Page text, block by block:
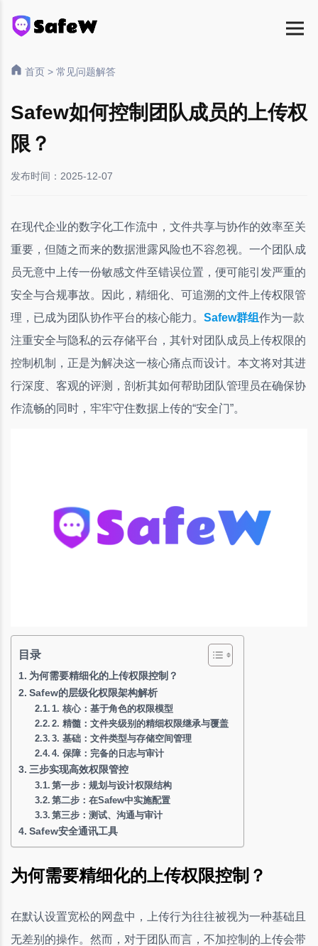
首页 > 常见问题解答
Safew如何控制团队成员的上传权
限？
发布时间：2025-12-07
在现代企业的数字化工作流中，文件共享与协作的效率至关
重要，但随之而来的数据泄露风险也不容忽视。一个团队成
员无意中上传一份敏感文件至错误位置，便可能引发严重的
安全与合规事故。因此，精细化、可追溯的文件上传权限管
理，已成为团队协作平台的核心能力。 Safew群组作为一款
注重安全与隐私的云存储平台，其针对团队成员上传权限的
控制机制，正是为解决这一核心痛点而设计。本文将对其进
行深度、客观的评测，剖析其如何帮助团队管理员在确保协
作流畅的同时，牢牢守住数据上传的“安全门”。
目录
为何需要精细化的上传权限控制？
Safew的层级化权限架构解析
1. 核心：基于角色的权限模型
2. 精髓：文件夹级别的精细权限继承与覆盖
3. 基础：文件类型与存储空间管理
4. 保障：完备的日志与审计
三步实现高效权限管控
第一步：规划与设计权限结构
第二步：在Safew中实施配置
第三步：测试、沟通与审计
Safew安全通讯工具
为何需要精细化的上传权限控制？
在默认设置宽松的网盘中，上传行为往往被视为一种基础且
无差别的操作。然而，对于团队而言，不加控制的上传会带